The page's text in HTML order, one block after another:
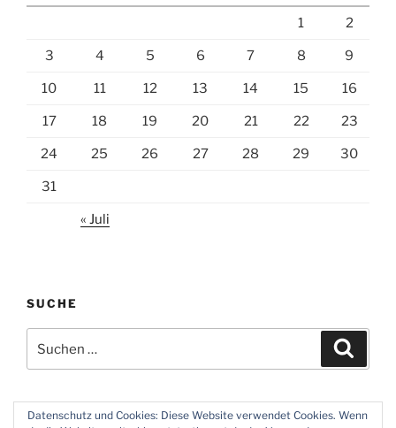
1 2
3 4 5 6 7 8 9
10 11 12 13 14 15 16
17 18 19 20 21 22 23
24 25 26 27 28 29 30
31
« Juli
SUCHE
nach:
Datenschutz und Cookies: Diese Website verwendet Cookies. Wenn